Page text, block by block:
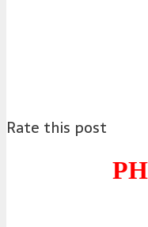
Rate this post